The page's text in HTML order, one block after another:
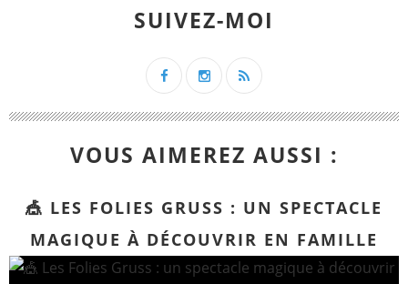
SUIVEZ-MOI
VOUS AIMEREZ AUSSI :
🎪 LES FOLIES GRUSS : UN SPECTACLE
MAGIQUE À DÉCOUVRIR EN FAMILLE